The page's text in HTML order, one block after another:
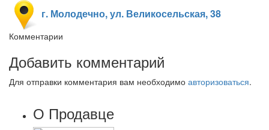
г. Молодечно, ул. Великосельская, 38
Комментарии
Добавить комментарий
Для отправки комментария вам необходимо авторизоваться.
О Продавце